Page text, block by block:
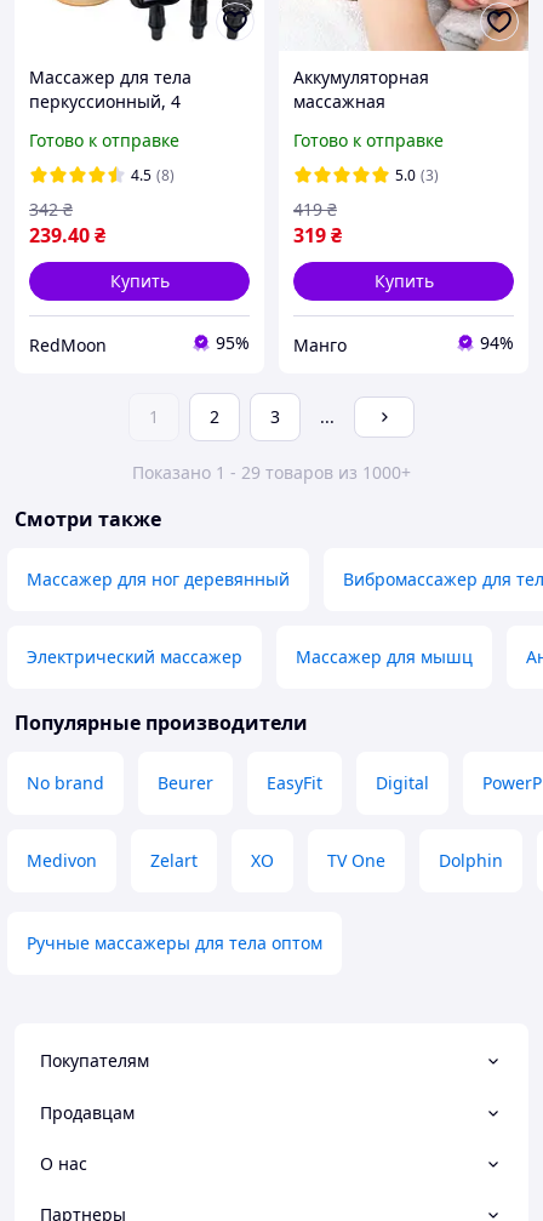
Массажер для тела
перкуссионный, 4
Массажный пистолет /
Перкуссионный массажер
Готово к отправке
4.5 (8)
239.40₴
342 ₴
Купить
RedMoon 95%
Аккумуляторная
массажная
LY-313
Готово к отправке
5.0 (3)
319₴
419 ₴
Купить
Манго 94%
1 2 3 ...
Показано 1 - 29 товаров из 1000+
Смотри также
Массажер для ног деревянный Вибромассажер для
Электрический массажер Массажер для мышц
Популярные производители
No brand Beurer EasyFit Digital
Medivon Zelart XO TV One Dolphin
Ручные массажеры для тела оптом
Покупателям
Продавцам
О нас
Партнеры